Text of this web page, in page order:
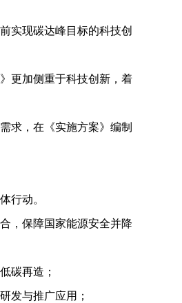
实现碳达峰目标的科技创
更加侧重于科技创新，着
求，在《实施方案》编制
行动。
，保障国家能源安全并降
碳再造；
发与推广应用；